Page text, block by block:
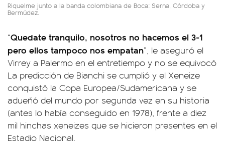
Riquelme junto a la banda colombiana de Boca: Serna, Córdoba y
Bermúdez.
“Quedate tranquilo, nosotros no hacemos el 3-1
pero ellos tampoco nos empatan”, le aseguró el
Virrey a Palermo en el entretiempo y no se equivocó
La predicción de Bianchi se cumplió y el Xeneize
conquistó la Copa Europea/Sudamericana y se
adueñó del mundo por segunda vez en su historia
(antes lo había conseguido en 1978), frente a diez
mil hinchas xeneizes que se hicieron presentes en el
Estadio Nacional.